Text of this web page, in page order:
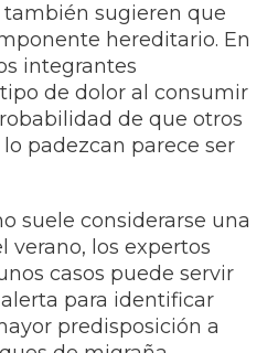
también sugieren que
hereditario. En
integrantes
de dolor al consumir
de que otros
padezcan parece ser
suele considerarse una
verano, los expertos
casos puede servir
para identificar
predisposición a